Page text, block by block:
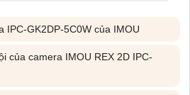
IPC-GK2DP-5C0W của IMOU
của camera IMOU REX 2D IPC-